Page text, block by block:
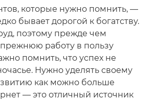
которые нужно помнить, —
бывает дорогой к богатству.
поэтому прежде чем
работу в пользу
помнить, что успех не
Нужно уделять своему
как можно больше
— это отличный источник